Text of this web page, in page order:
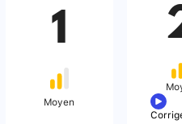
1
Moyen